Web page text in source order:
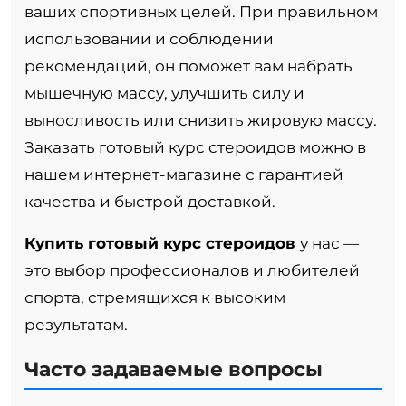
ваших спортивных целей. При правильном
использовании и соблюдении
рекомендаций, он поможет вам набрать
мышечную массу, улучшить силу и
выносливость или снизить жировую массу.
Заказать готовый курс стероидов можно в
нашем интернет-магазине с гарантией
качества и быстрой доставкой.
Купить готовый курс стероидов у нас —
это выбор профессионалов и любителей
спорта, стремящихся к высоким
результатам.
Часто задаваемые вопросы